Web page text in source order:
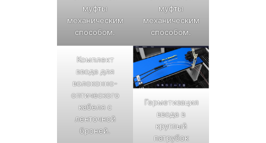
муфты
механическим
способом.
муфты
механическим
способом.
Комплект
ввода для
волоконно-
оптического
кабеля с
ленточной
броней.
Герметизация
ввода в
круглый
патрубок